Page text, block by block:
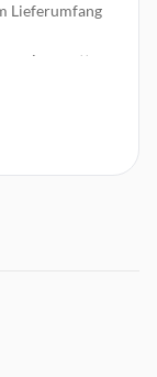
Lieferumfang
einen satten
(2.000 x
+ 6 x 2,0